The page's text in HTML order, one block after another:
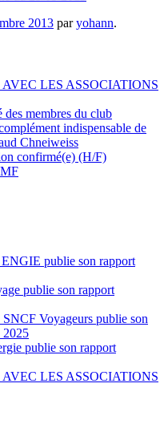
2013 paryohann.
LES ASSOCIATIONS
membres du club
indispensable de
Chneiweiss
confirmé(e) (H/F)
publie son rapport
publie son rapport
Voyageurs publie son
2025
publie son rapport
LES ASSOCIATIONS